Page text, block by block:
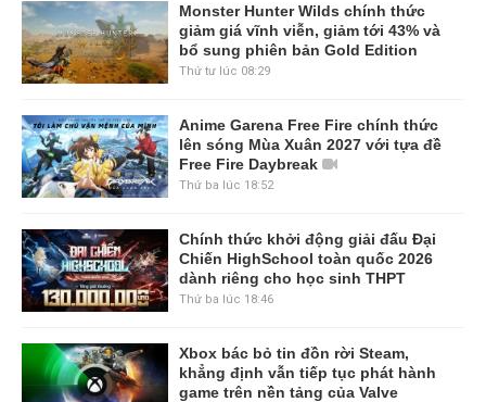
Monster Hunter Wilds chính thức
giảm giá vĩnh viễn, giảm tới 43% và
bổ sung phiên bản Gold Edition
Thứ tư lúc 08:29
Anime Garena Free Fire chính thức
lên sóng Mùa Xuân 2027 với tựa đề
Free Fire Daybreak
Thứ ba lúc 18:52
Chính thức khởi động giải đấu Đại
Chiến HighSchool toàn quốc 2026
dành riêng cho học sinh THPT
Thứ ba lúc 18:46
Xbox bác bỏ tin đồn rời Steam,
khẳng định vẫn tiếp tục phát hành
game trên nền tảng của Valve